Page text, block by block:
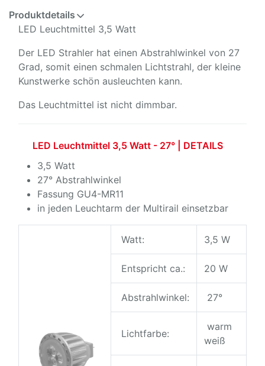
Produktdetails
LED Leuchtmittel 3,5 Watt
Der LED Strahler hat einen Abstrahlwinkel von 27
Grad, somit einen schmalen Lichtstrahl, der kleine
Kunstwerke schön ausleuchten kann.
Das Leuchtmittel ist nicht dimmbar.
LED Leuchtmittel 3,5 Watt - 27° | DETAILS
3,5 Watt
27° Abstrahlwinkel
Fassung GU4-MR11
in jeden Leuchtarm der Multirail einsetzbar
Watt: 3,5 W
Entspricht ca.: 20 W
Abstrahlwinkel: 27°
Lichtfarbe:
warm
weiß